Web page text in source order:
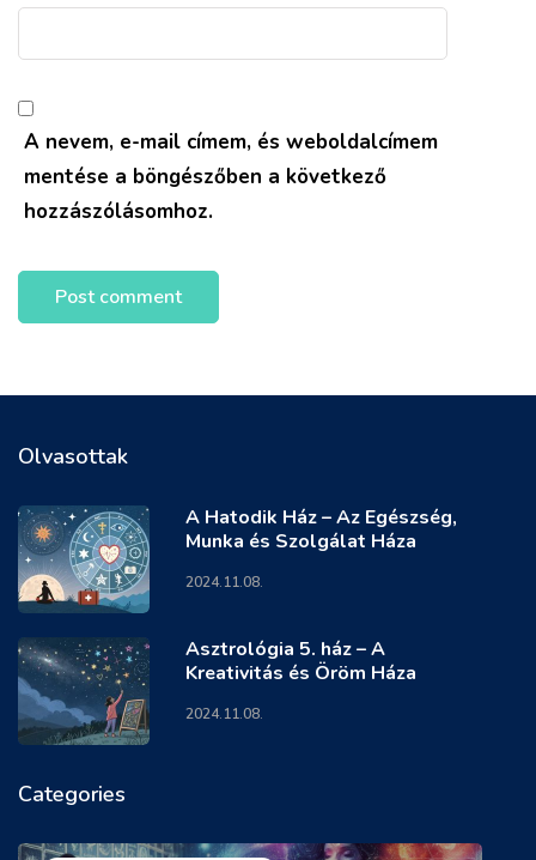
A nevem, e-mail címem, és weboldalcímem
mentése a böngészőben a következő
hozzászólásomhoz.
Olvasottak
A Hatodik Ház – Az Egészség,
Munka és Szolgálat Háza
2024.11.08.
Asztrológia 5. ház – A
Kreativitás és Öröm Háza
2024.11.08.
Categories